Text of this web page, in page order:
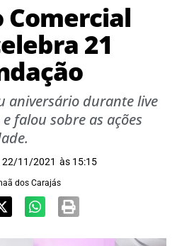
Comercial
21
aniversário durante live
falou sobre as ações
22/11/2021 às 15:15
dos Carajás